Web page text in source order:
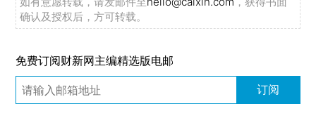
确认及授权后，方可转载。
免费订阅财新网主编精选版电邮
订阅